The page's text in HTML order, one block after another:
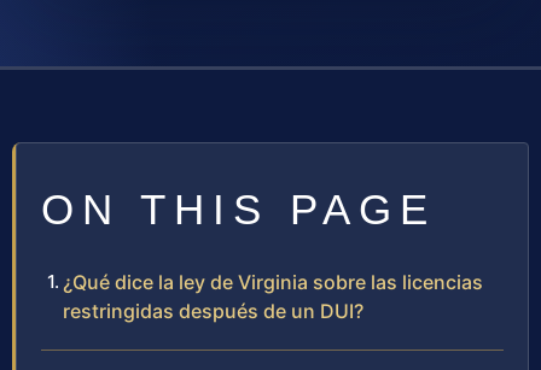
ON THIS PAGE
¿Qué dice la ley de Virginia sobre las licencias
restringidas después de un DUI?